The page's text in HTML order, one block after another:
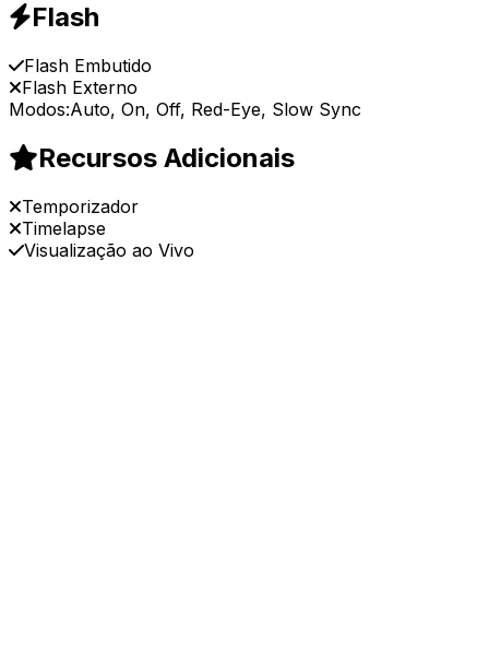
Flash
Flash Embutido
Flash Externo
Modos:Auto, On, Off, Red-Eye, Slow Sync
Recursos Adicionais
Temporizador
Timelapse
Visualização ao Vivo